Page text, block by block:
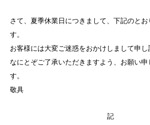
さて、夏季休業日につきまして、下記のと
す。
お客様には大変ご迷惑をおかけしまして申し
なにとぞご了承いただきますよう、お願い申
す
敬具
記